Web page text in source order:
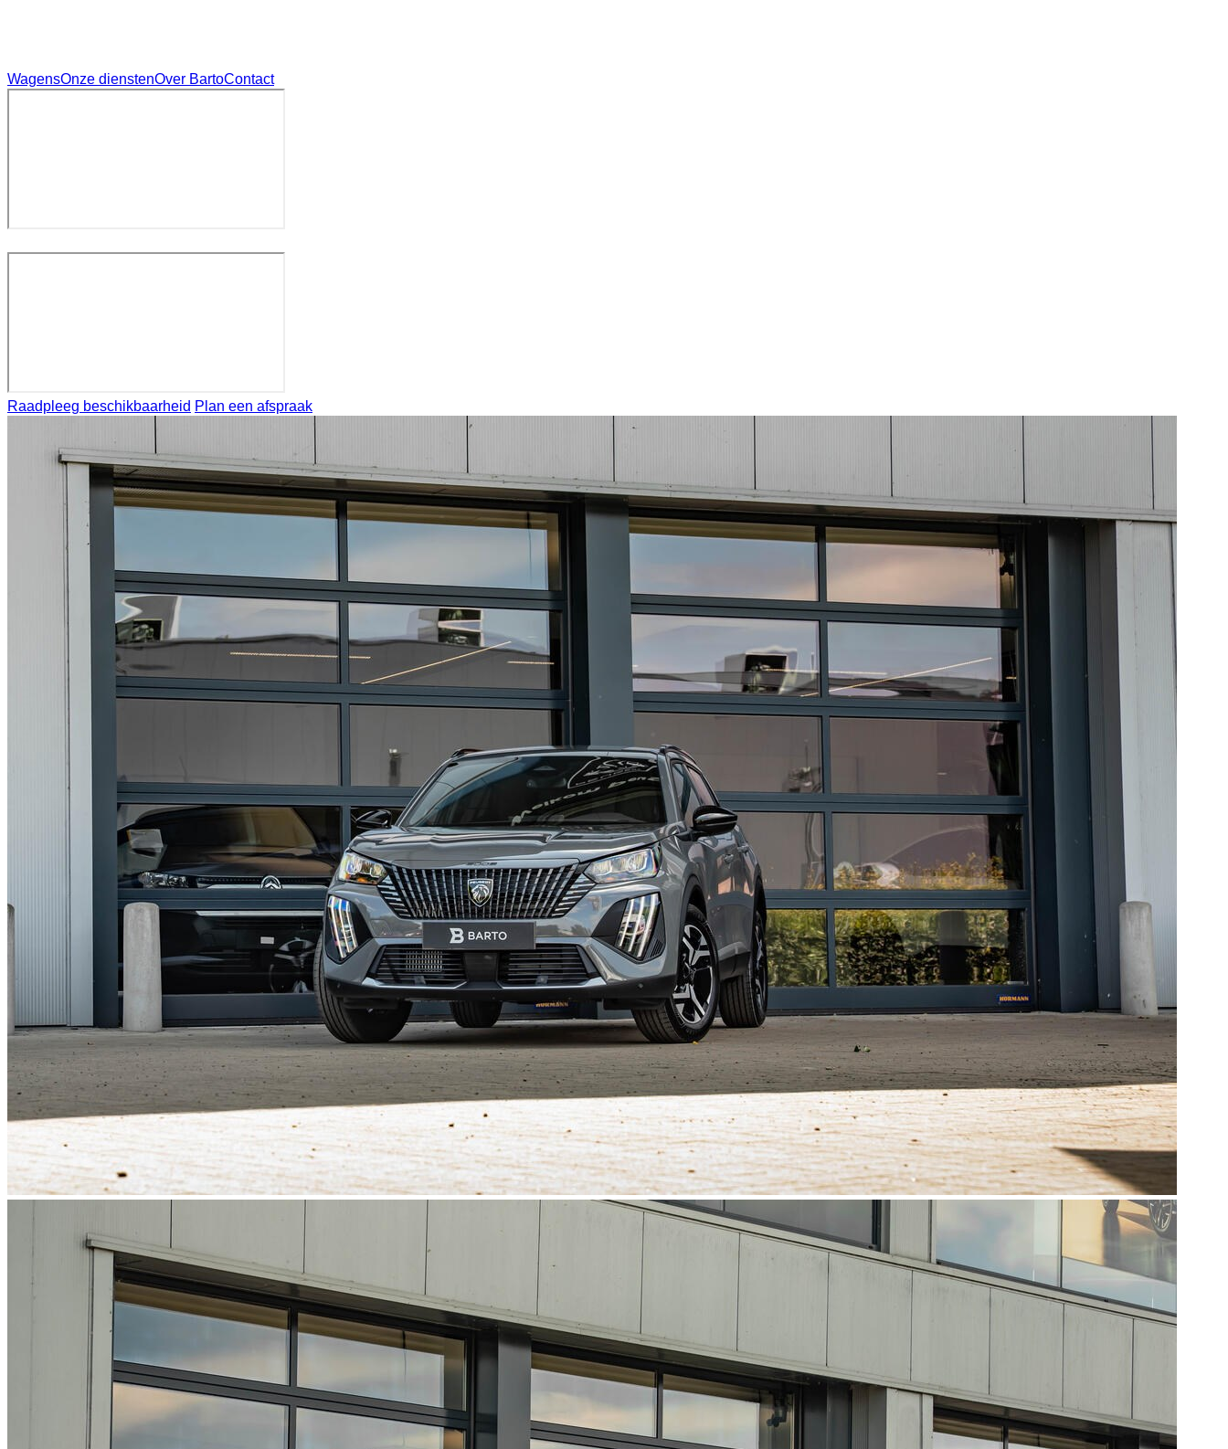
WagensOnze dienstenOver BartoContact
Raadpleeg beschikbaarheid Plan een afspraak